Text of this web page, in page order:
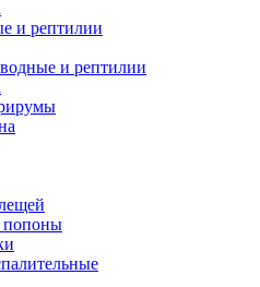
и рептилии
и рептилии
попоны